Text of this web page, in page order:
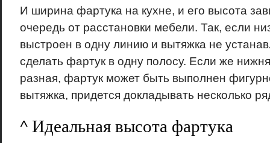
И ширина фартука на кухне, и его высота
очередь от расстановки мебели. Так, если
выстроен в одну линию и вытяжка не
сделать фартук в одну полосу. Если же
разная, фартук может быть выполнен
вытяжка, придется докладывать несколько
^ Идеальная высота фартука